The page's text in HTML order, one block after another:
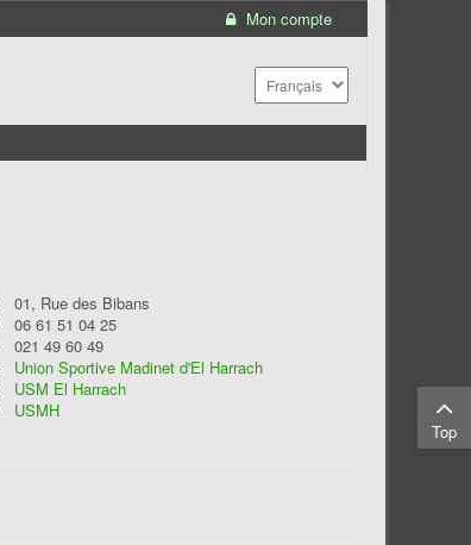
Mon compte
01, Rue des Bibans
06 61 51 04 25
021 49 60 49
Union Sportive Madinet d'El Harrach
USM El Harrach
USMH
Top